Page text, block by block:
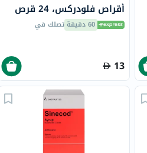
أقراص فلودركس، 24 قرص
60 دقيقة تصلك في
13